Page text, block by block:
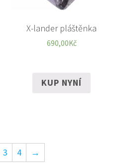
X-lander pláštěnka
690,00Kč
KUP NYNÍ
3 4 →